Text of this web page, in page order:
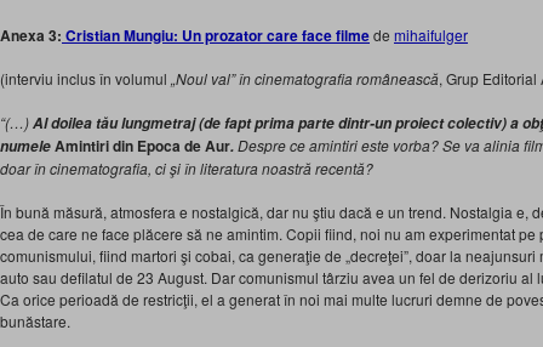
Anexa 3: Cristian Mungiu: Un prozator care face filmede mihaifulger
(interviu inclus în volumul „Noul val” în cinematografia românească, Grup Editorial
“(…)Al doilea tău lungmetraj(de fapt prima parte dintr-un proiect colectiv) a
numeleAmintiri din Epoca de Aur.Despre ce amintiri este vorba? Se va alinia
doar în cinematografia, ci şi în literatura noastră recentă?
În bună măsură, atmosfera e nostalgică, dar nu ştiu dacă e un trend. Nostalgia e,
cea de care ne face plăcere să ne amintim. Copii fiind, noi nu am experimentat
comunismului, fiind martori şi cobai, ca generaţie de „decreţei”, doar la
auto sau defilatul de 23 August. Dar comunismul târziu avea un fel de derizoriu al
Ca orice perioadă de restricţii, el a generat în noi mai multe lucruri demne de
bunăstare.